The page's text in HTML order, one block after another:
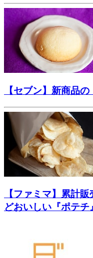
【セブン】新商品
【ファミマ】累計
どおいしい『ポテチ